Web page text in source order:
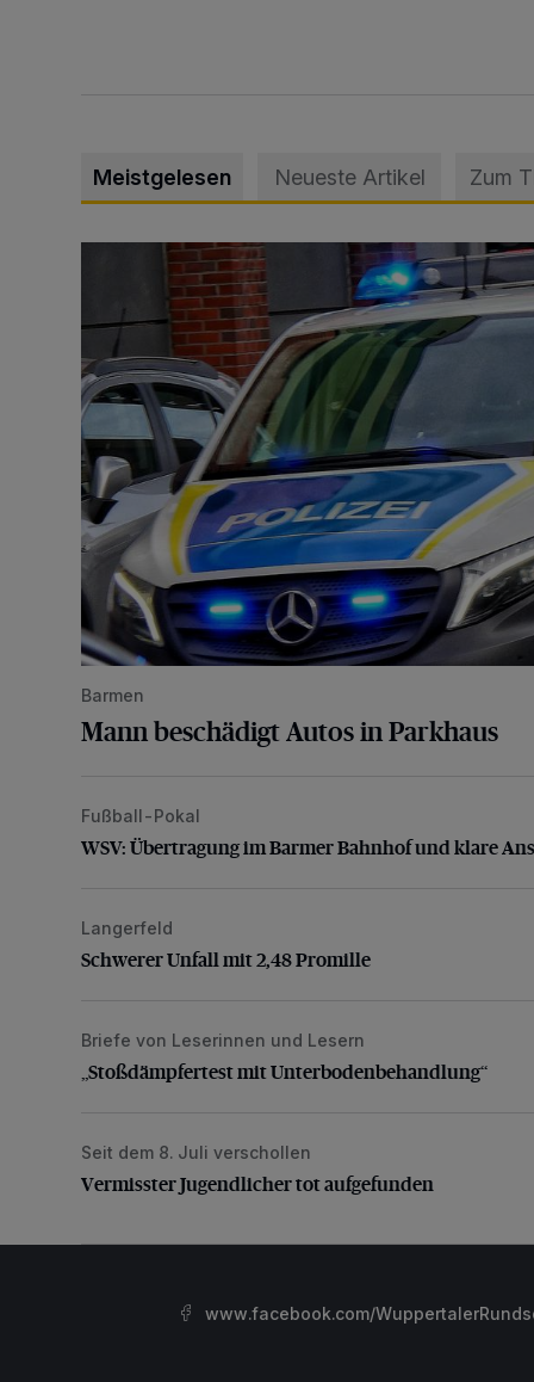
Meistgelesen Neueste Artikel Zum
Mann beschädigt Autos in Parkhaus
Barmen
Mann beschädigt Autos in Parkhaus
WSV: Übertragung im Barmer Bahnhof und klare
Fußball-Pokal
WSV: Übertragung im Barmer Bahnhof und klare
Schwerer Unfall mit 2,48 Promille
Langerfeld
Schwerer Unfall mit 2,48 Promille
„Stoßdämpfertest mit Unterbodenbehandlung“
Briefe von Leserinnen und Lesern
„Stoßdämpfertest mit Unterbodenbehandlung“
Vermisster Jugendlicher tot aufgefunden
Seit dem 8. Juli verschollen
Vermisster Jugendlicher tot aufgefunden
www.facebook.com/